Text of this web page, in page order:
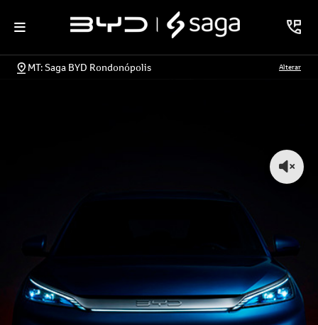
MT: Saga BYD Rondonópolis Alterar